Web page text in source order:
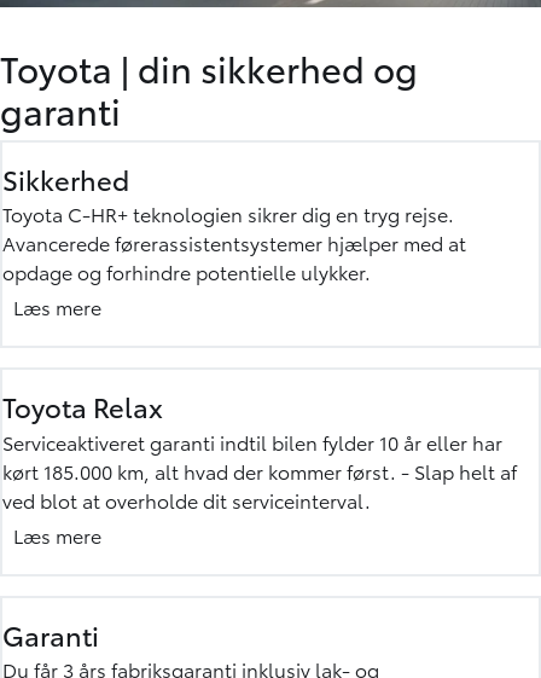
Toyota|din sikkerhed og
garanti
Toyota C-HR+ teknologien sikrer dig en tryg rejse.
Avancerede førerassistentsystemer hjælper med at
opdage og forhindre potentielle ulykker.
For høj sikkerhed er C-HR+ udstyret med T-Mate - din
hjælpsomme kørepartner. Det rummer blandt andet den
Mate er du i gode hænder på vejen..
Læs mere
Serviceaktiveret garanti indtil bilen fylder 10 år eller har
kørt 185.000 km, alt hvad der kommer først. - Slap helt af